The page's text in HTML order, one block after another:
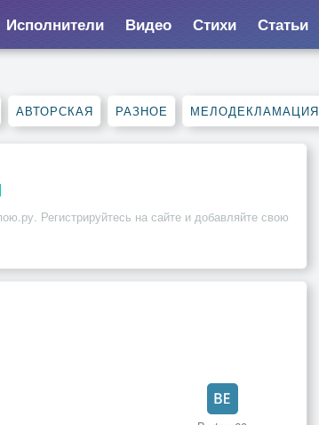
Исполнители Видео Стихи Статьи
АВТОРСКАЯ РАЗНОЕ МЕЛОДЕКЛАМАЦИЯ
Регистрируйтесь на сайте и добавляйте свою